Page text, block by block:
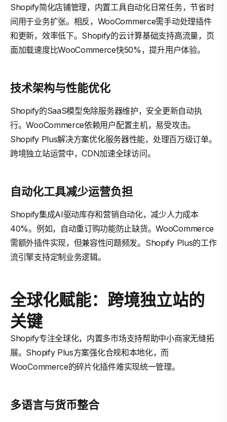
Shopify简化店铺管理，内置工具自动化日常任务，节省时
间用于业务扩张。相反，WooCommerce需手动处理插件
和更新，效率低下。Shopify的云计算基础支持高流量，页
面加载速度比WooCommerce快50%，提升用户体验。
技术架构与性能优化
Shopify的SaaS模型免除服务器维护，安全更新自动执
行。WooCommerce依赖用户配置主机，易受攻击。
Shopify Plus解决方案优化服务器性能，处理百万级订单。
跨境独立站运营中，CDN加速全球访问。
自动化工具减少运营负担
Shopify集成AI驱动库存和营销自动化，减少人力成本
40%。例如，自动重订购功能防止缺货。WooCommerce
需额外插件实现，但兼容性问题频发。Shopify Plus的工作
流引擎支持定制业务逻辑。
全球化赋能：跨境独立站的
关键
Shopify专注全球化，内置多市场支持帮助中小商家无缝拓
展。Shopify Plus方案强化合规和本地化，而
WooCommerce的碎片化插件难实现统一管理。
多语言与货币整合